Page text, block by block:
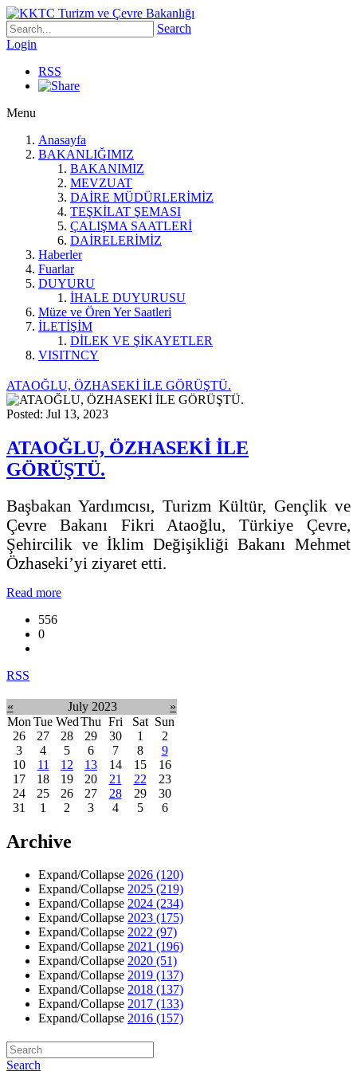
Search
Login
RSS
Menu
Anasayfa
BAKANLIĞIMIZ
BAKANIMIZ
MEVZUAT
DAİRE MÜDÜRLERİMİZ
TEŞKİLAT ŞEMASI
ÇALIŞMA SAATLERİ
DAİRELERİMİZ
Haberler
Fuarlar
DUYURU
İHALE DUYURUSU
Müze ve Ören Yer Saatleri
İLETİŞİM
DİLEK VE ŞİKAYETLER
VISITNCY
ATAOĞLU, ÖZHASEKİ İLE GÖRÜŞTÜ.
Posted: Jul 13, 2023
ATAOĞLU, ÖZHASEKİ İLE
GÖRÜŞTÜ.
Başbakan Yardımcısı, Turizm Kültür, Gençlik ve
Çevre Bakanı Fikri Ataoğlu, Türkiye Çevre,
Şehircilik ve İklim Değişikliği Bakanı Mehmet
Özhaseki’yi ziyaret etti.
Read more
556
0
RSS
« July 2023
»
Mon Tue WedThu Fri Sat Sun
26
27 28 29 30 1
2
3
4 5 6 7 8
9
10
11 12 13 14 15
16
17
18 19 20 21 22
23
24
25 26 27 28 29
30
31
1 2 3 4 5 6
Archive
Expand/Collapse 2026 (120)
Expand/Collapse 2025 (219)
Expand/Collapse 2024 (234)
Expand/Collapse 2023 (175)
Expand/Collapse 2022 (97)
Expand/Collapse 2021 (196)
Expand/Collapse 2020 (51)
Expand/Collapse 2019 (137)
Expand/Collapse 2018 (137)
Expand/Collapse 2017 (133)
Expand/Collapse 2016 (157)
Search